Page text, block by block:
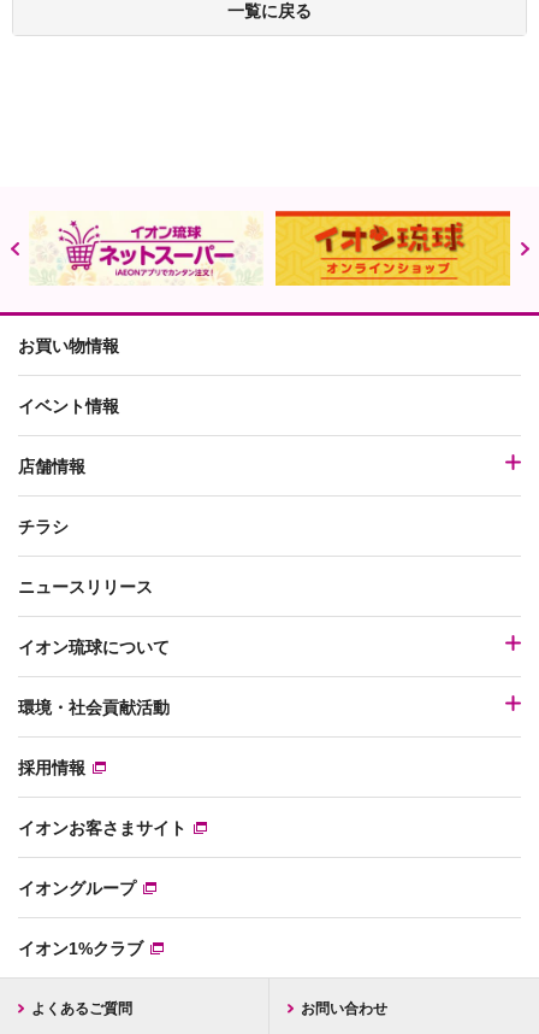
一覧に戻る
お買い物情報
イベント情報
店舗情報
チラシ
ニュースリリース
イオン琉球について
環境・社会貢献活動
採用情報
イオンお客さまサイト
イオングループ
イオン1%クラブ
よくあるご質問 お問い合わせ